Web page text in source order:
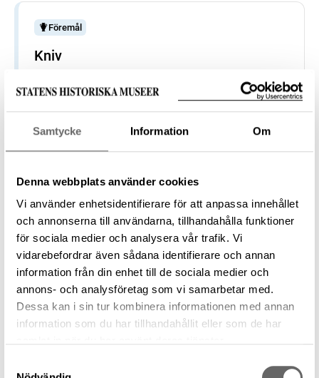
Samtycke Information Om
Denna webbplats använder cookies
Vi använder enhetsidentifierare för att anpassa innehållet
och annonserna till användarna, tillhandahålla funktioner
för sociala medier och analysera vår trafik. Vi
vidarebefordrar även sådana identifierare och annan
information från din enhet till de sociala medier och
annons- och analysföretag som vi samarbetar med.
Dessa kan i sin tur kombinera informationen med annan
information som du har tillhandahållit eller som de har
Föremål
Kniv
Kniv, Knivblad
—
Datering
Tillverkningsplats
—
Museum
Historiska museet
3169908
1796